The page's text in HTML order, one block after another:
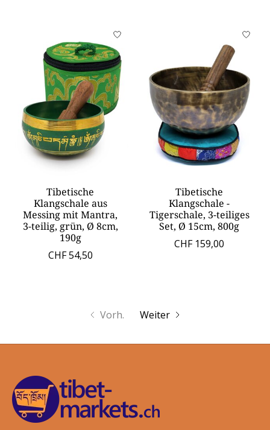
Tibetische
Klangschale aus
Messing mit Mantra,
3-teilig, grün, Ø 8cm,
190g
CHF 54,50
Tibetische
Klangschale -
Tigerschale, 3-teiliges
Set, Ø 15cm, 800g
CHF 159,00
Vorh. Weiter